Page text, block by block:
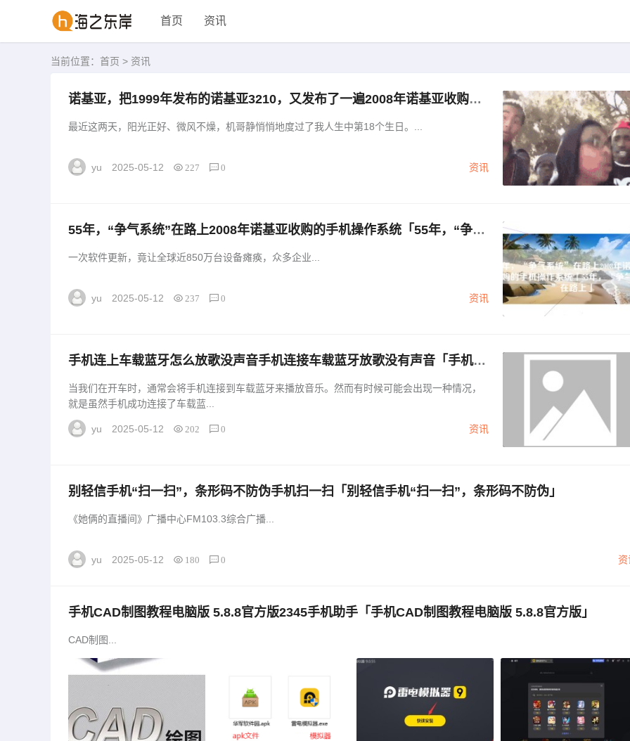
首页 资讯
当前位置： 首页 > 资讯
诺基亚，把1999年发布的诺基亚3210，又发布了一遍2008年诺基亚收购的
最近这两天，阳光正好、微风不燥，机哥静悄悄地度过了我人生中第18个生日。...
yu 2025-05-12 227 0 资讯
55年，“争气系统”在路上2008年诺基亚收购的手机操作系统「55年，“争气
一次软件更新，竟让全球近850万台设备瘫痪，众多企业...
yu 2025-05-12 237 0 资讯
手机连上车载蓝牙怎么放歌没声音手机连接车载蓝牙放歌没有声音「手机连
当我们在开车时，通常会将手机连接到车载蓝牙来播放音乐。然而有时候可能会出现一种情况，
就是虽然手机成功连接了车载蓝...
yu 2025-05-12 202 0 资讯
别轻信手机“扫一扫”，条形码不防伪手机扫一扫「别轻信手机“扫一扫”，条形码不防伪」
《她俩的直播间》广播中心FM103.3综合广播...
yu 2025-05-12 180 0 资
手机CAD制图教程电脑版 5.8.8官方版2345手机助手「手机CAD制图教程电脑版 5.8.8官方版」
CAD制图...